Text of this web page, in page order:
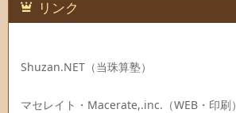
リンク
Shuzan.NET（当珠算塾）
マセレイト・Macerate,.inc.（WEB・印刷）